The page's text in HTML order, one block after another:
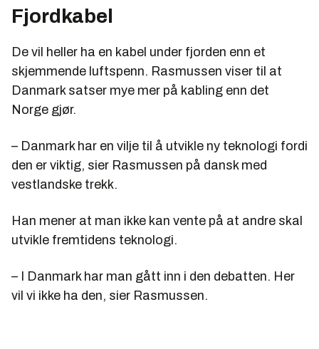
Fjordkabel
De vil heller ha en kabel under fjorden enn et
skjemmende luftspenn. Rasmussen viser til at
Danmark satser mye mer på kabling enn det
Norge gjør.
– Danmark har en vilje til å utvikle ny teknologi fordi
den er viktig, sier Rasmussen på dansk med
vestlandske trekk.
Han mener at man ikke kan vente på at andre skal
utvikle fremtidens teknologi.
– I Danmark har man gått inn i den debatten. Her
vil vi ikke ha den, sier Rasmussen.